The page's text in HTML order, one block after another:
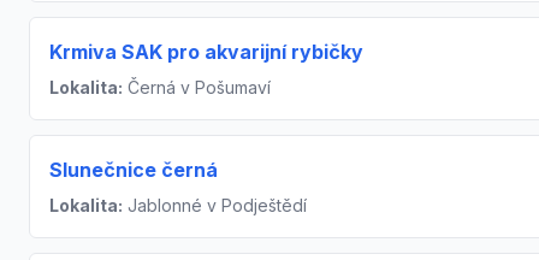
Krmiva SAK pro akvarijní rybičky
Lokalita: Černá v Pošumaví
Slunečnice černá
Lokalita: Jablonné v Podještědí